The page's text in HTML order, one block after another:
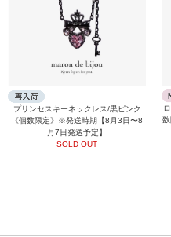
プリンセスキーネックレス/黒ピンク
《個数限定》※発送時期【8月3日〜8
月7日発送予定】
SOLD OUT